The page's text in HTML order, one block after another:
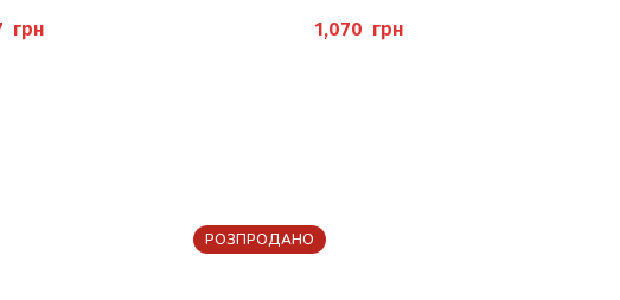
грн
PEDIBAEHR
грн
РОЗПРОДАНО